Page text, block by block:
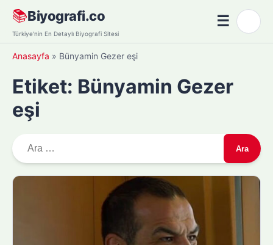
Skip
content
📚Biyografi.co
Türkiye'nin En Detaylı Biyografi Sitesi
☰Menü
Anasayfa » Bünyamin Gezer eşi
Etiket: Bünyamin Gezer
eşi
r